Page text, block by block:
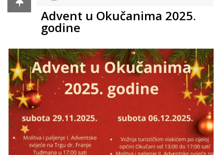
Advent u Okučanima 2025.
godine